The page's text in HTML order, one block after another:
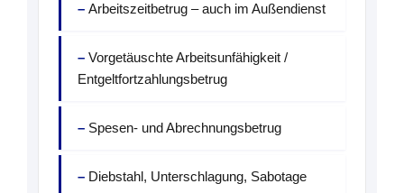
Arbeitszeitbetrug – auch im Außendienst
Vorgetäuschte Arbeitsunfähigkeit /
Entgeltfortzahlungsbetrug
Spesen- und Abrechnungsbetrug
Diebstahl, Unterschlagung, Sabotage